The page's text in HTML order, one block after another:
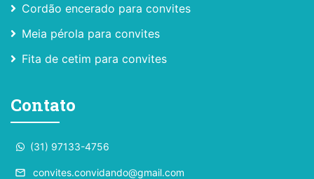
Cordão encerado para convites
Meia pérola para convites
Fita de cetim para convites
Contato
(31) 97133-4756
email convites.convidando@gmail.com